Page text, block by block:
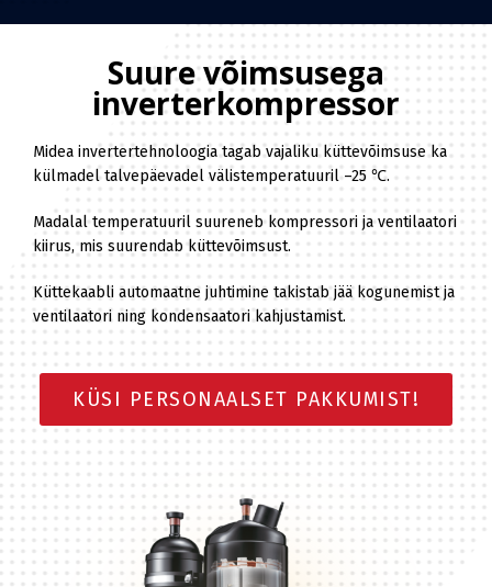
Suure võimsusega
inverterkompressor
Midea invertertehnoloogia tagab vajaliku küttevõimsuse ka
külmadel talvepäevadel välistemperatuuril –25 ℃.
Madalal temperatuuril suureneb kompressori ja ventilaatori
kiirus, mis suurendab küttevõimsust.
Küttekaabli automaatne juhtimine takistab jää kogunemist ja
ventilaatori ning kondensaatori kahjustamist.
KÜSI PERSONAALSET PAKKUMIST!